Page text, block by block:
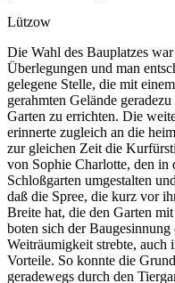
Lützow
Die Wahl des Bauplatzes
Überlegungen und man
gelegene Stelle, die mit
gerahmten Gelände
Garten zu errichten. Die
erinnerte zugleich an die
zur gleichen Zeit die
von Sophie Charlotte, den in
Schloßgarten umgestalten
daß die Spree, die kurz vor
Breite hat, die den Garten
boten sich der
Weiträumigkeit strebte, auch
Vorteile. So konnte die
geradewegs durch den